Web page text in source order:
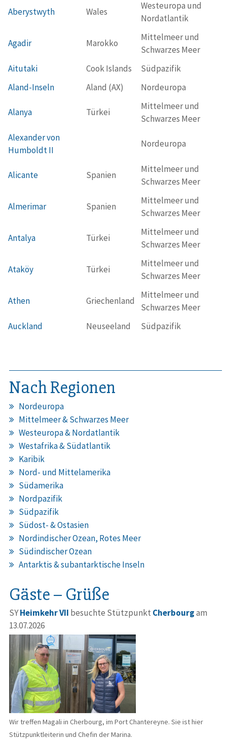
Aberystwyth Wales
Westeuropa und
Nordatlantik
Agadir Marokko
Mittelmeer und
Schwarzes Meer
Aitutaki
Cook Islands
Südpazifik
Aland-Inseln
Aland (AX) Nordeuropa
Alanya Türkei
Mittelmeer und
Schwarzes Meer
Alexander von
Humboldt II
Nordeuropa
Alicante Spanien
Mittelmeer und
Schwarzes Meer
Almerimar Spanien
Mittelmeer und
Schwarzes Meer
Antalya Türkei
Mittelmeer und
Schwarzes Meer
Ataköy Türkei
Mittelmeer und
Schwarzes Meer
Athen Griechenland
Mittelmeer und
Schwarzes Meer
Auckland
Neuseeland Südpazifik
Nach Regionen
Nordeuropa
Mittelmeer & Schwarzes Meer
Westeuropa & Nordatlantik
Westafrika & Südatlantik
Karibik
Nord- und Mittelamerika
Südamerika
Nordpazifik
Südpazifik
Südost- & Ostasien
Nordindischer Ozean, Rotes Meer
Südindischer Ozean
Antarktis & subantarktische Inseln
Gäste – Grüße
SYHeimkehr VII besuchte Stützpunkt Cherbourgam
13.07.2026
Wir treffen Magali in Cherbourg, im Port Chantereyne. Sie ist hier
Stützpunktleiterin und Chefin der Marina.